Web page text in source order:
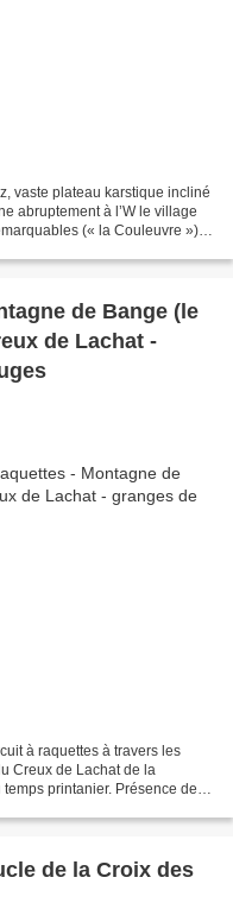
vaste plateau karstique incliné
abruptement à l’W le village
(« la Couleuvre »).
de Bange (le
de Lachat -
à raquettes à travers les
Creux de Lachat de la
printanier. Présence de
de la Croix des